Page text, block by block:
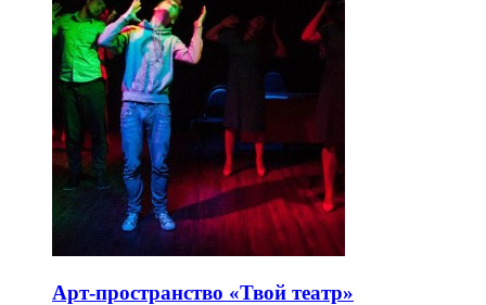
Арт-пространство «Твой театр»